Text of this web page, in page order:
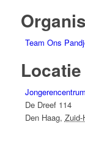
Team Ons
Locatie
De Dreef 114
Den Haag, Zuid-